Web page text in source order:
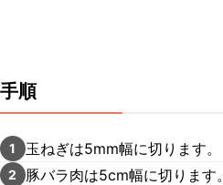
手順
1 玉ねぎは5mm幅に切ります。
2 豚バラ肉は5cm幅に切ります。